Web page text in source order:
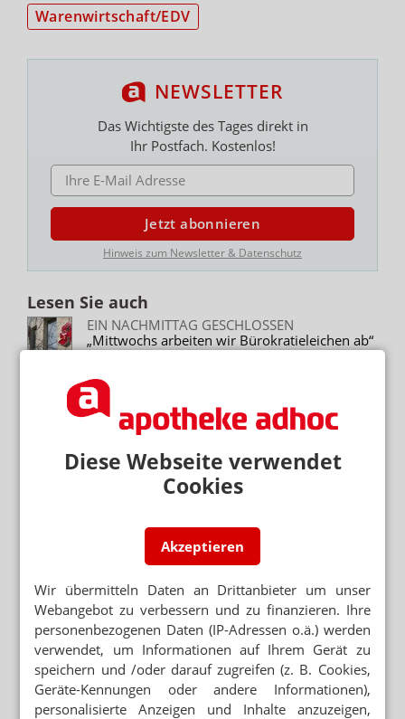
Diese Webseite verwendet
Cookies
Akzeptieren
Wir übermitteln Daten an Drittanbieter um unser
Webangebot zu verbessern und zu finanzieren. Ihre
personenbezogenen Daten (IP-Adressen o.ä.) werden
verwendet, um Informationen auf Ihrem Gerät zu
speichern und /oder darauf zugreifen (z. B. Cookies,
Geräte-Kennungen oder andere Informationen),
personalisierte Anzeigen und Inhalte anzuzeigen,
Warenwirtschaft/EDV
NEWSLETTER
Das Wichtigste des Tages direkt in
Ihr Postfach. Kostenlos!
E-MAIL ADRESSE
Jetzt abonnieren
Hinweis zum Newsletter & Datenschutz
Lesen Sie auch
EIN NACHMITTAG GESCHLOSSEN
„Mittwochs arbeiten wir Bürokratieleichen ab“
DIGITALES REZEPTMANAGEMENT
Medicharge: Apotheker digitalisiert
Heimversorgung
BMG MACHT KEINE AUSNAHME
E-Rezept: Chargenübermittlung auch bei
Verblisterung
20 km zur Arztpraxis: „Das fahren wir selbst“
ZUWEISUNG VOM HEIM AN PRAXIS AN
APOTHEKE
Med-United: E-Rezepte für die
Heimversorgung
BIS ZU 8 TELEMATIK-IDS
Berlin: Eigene SMC-B für Heimversorgung &
Co.